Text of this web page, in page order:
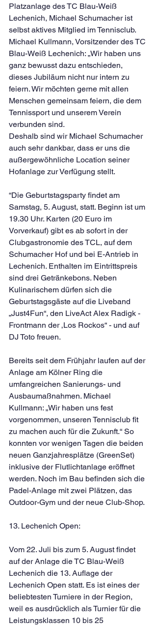
Platzanlage des TC Blau-Weiß
Lechenich, Michael Schumacher ist
selbst aktives Mitglied im Tennisclub.
Michael Kullmann, Vorsitzender des TC
Blau-Weiß Lechenich: „Wir haben uns
ganz bewusst dazu entschieden,
dieses Jubiläum nicht nur intern zu
feiern. Wir möchten gerne mit allen
Menschen gemeinsam feiern, die dem
Tennissport und unserem Verein
verbunden sind.
Deshalb sind wir Michael Schumacher
auch sehr dankbar, dass er uns die
außergewöhnliche Location seiner
Hofanlage zur Verfügung stellt.
“Die Geburtstagsparty findet am
Samstag, 5. August, statt. Beginn ist um
19.30 Uhr. Karten (20 Euro im
Vorverkauf) gibt es ab sofort in der
Clubgastronomie des TCL, auf dem
Schumacher Hof und bei E-Antrieb in
Lechenich. Enthalten im Eintrittspreis
sind drei Getränkebons. Neben
Kulinarischem dürfen sich die
Geburtstagsgäste auf die Liveband
„Just4Fun“, den LiveAct Alex Radigk -
Frontmann der ‚Los Rockos“ - und auf
DJ Toto freuen.
Bereits seit dem Frühjahr laufen auf der
Anlage am Kölner Ring die
umfangreichen Sanierungs- und
Ausbaumaßnahmen. Michael
Kullmann: „Wir haben uns fest
vorgenommen, unseren Tennisclub fit
zu machen auch für die Zukunft.“ So
konnten vor wenigen Tagen die beiden
neuen Ganzjahresplätze (GreenSet)
inklusive der Flutlichtanlage eröffnet
werden. Noch im Bau befinden sich die
Padel-Anlage mit zwei Plätzen, das
Outdoor-Gym und der neue Club-Shop.
13. Lechenich Open:
Vom 22. Juli bis zum 5. August findet
auf der Anlage die TC Blau-Weiß
Lechenich die 13. Auflage der
Lechenich Open statt. Es ist eines der
beliebtesten Turniere in der Region,
weil es ausdrücklich als Turnier für die
Leistungsklassen 10 bis 25